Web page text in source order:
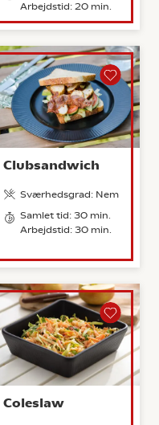
Arbejdstid: 20 min.
Clubsandwich
Sværhedsgrad: Nem
Samlet tid: 30 min.
Arbejdstid: 30 min.
Coleslaw